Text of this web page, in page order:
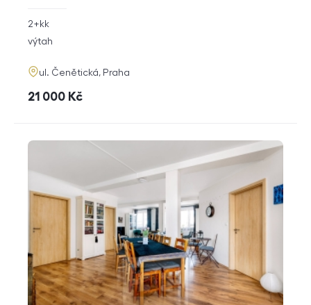
rozměry
2+kk
funkce
výtah
adresa
ul. Čenětická, Praha
cena
21 000 Kč